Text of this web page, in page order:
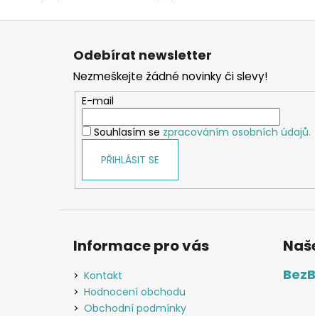
Z
Odebírat newsletter
Nezmeškejte žádné novinky či slevy!
E-mail
Souhlasím se zpracováním osobních údajů.
PŘIHLÁSIT SE
Informace pro vás
Kontakt
Hodnocení obchodu
Obchodní podmínky